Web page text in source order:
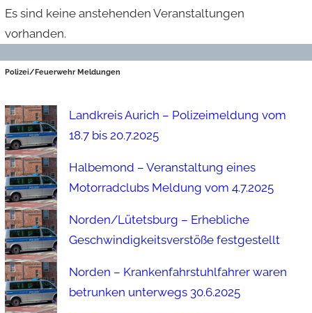
Es sind keine anstehenden Veranstaltungen
vorhanden.
Polizei/Feuerwehr Meldungen
Landkreis Aurich – Polizeimeldung vom
18.7 bis 20.7.2025
Halbemond – Veranstaltung eines
Motorradclubs Meldung vom 4.7.2025
Norden/Lütetsburg – Erhebliche
Geschwindigkeitsverstöße festgestellt
Norden – Krankenfahrstuhlfahrer waren
betrunken unterwegs 30.6.2025